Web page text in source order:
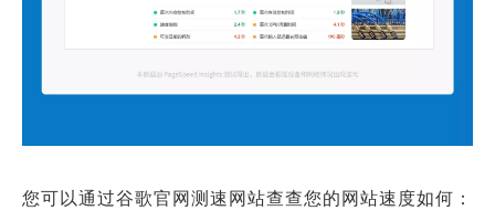
您可以通过谷歌官网测速网站查查您的网站速度如何：